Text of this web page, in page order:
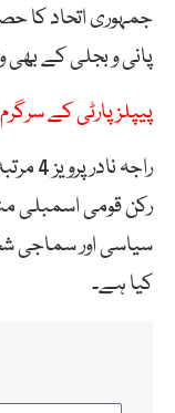
جمہوری اتحاد کا
پانی و بجلی کے بھی
پیپلز پارٹی کے
راجہ
رکن قومی اسمبلی
سیاسی اور سماجی
کیا ہے۔